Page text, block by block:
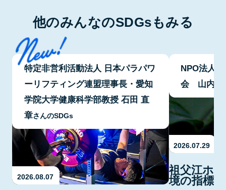
他のみんなのSDGsもみる
特定非営利活動法人 日本パラパワ
ーリフティング連盟理事長・愛知
学院大学健康科学部教授 石田 直
章さんのSDGs
2026.08.07
NPO法人
会 山内
2026.07.29
祖父江ホ
境の指標